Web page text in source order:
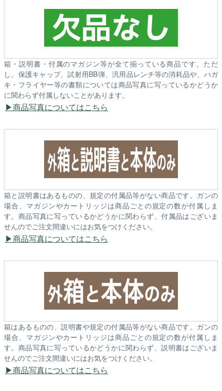
箱・説明書・付属のマガジン等が全て揃っている商品です。ただ
し、保護キャップ、試射用BB弾、汎用品レンチ等の消耗品や、ハガ
キ・フライヤー等の書類については商品写真に写っているかどうか
に関わらず付属しないことがあります。
商品写真についてはこちら
箱と説明書はあるものの、規定の付属品等がない商品です。ガンの
場合、マガジンやカートリッジは商品ごとの規定の数が付属しま
す。商品写真に写っているかどうかに関わらず、付属品はございま
せんのでご注文間違いにはお気をつけください。
商品写真についてはこちら
箱はあるものの、説明書や規定の付属品等がない商品です。ガンの
場合、マガジンやカートリッジは商品ごとの規定の数が付属しま
す。商品写真に写っているかどうかに関わらず、説明書はございま
せんのでご注文間違いにはお気をつけください。
商品写真についてはこちら